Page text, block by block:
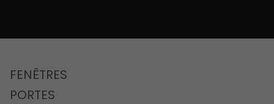
FENÊTRES
PORTES